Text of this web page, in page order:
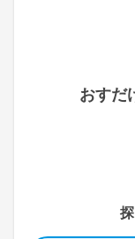
おすだ